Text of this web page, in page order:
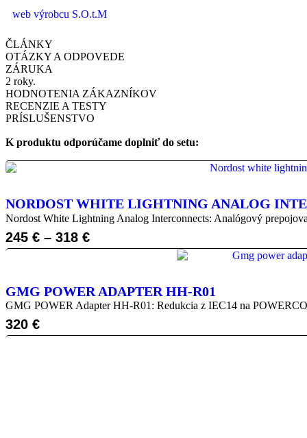
web výrobcu S.O.t.M
ČLÁNKY
OTÁZKY A ODPOVEDE
ZÁRUKA
2 roky.
HODNOTENIA ZÁKAZNÍKOV
RECENZIE A TESTY
PRÍSLUŠENSTVO
K produktu odporúčame doplniť do setu:
NORDOST WHITE LIGHTNING ANALOG
Nordost White Lightning Analog Interconnects: Analógový
245 € – 318 €
GMG POWER ADAPTER HH-R01
GMG POWER Adapter HH-R01: Redukcia z IEC14 na
320 €